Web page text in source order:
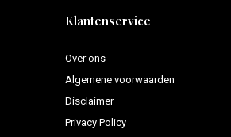
Klantenservice
Over ons
Algemene voorwaarden
Disclaimer
Privacy Policy